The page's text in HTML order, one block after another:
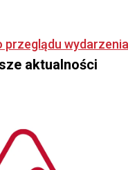
przeglądu wydarzenia
aktualności